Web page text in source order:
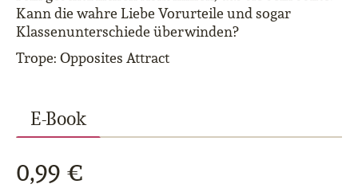
Kann die wahre Liebe Vorurteile und sogar
Klassenunterschiede überwinden?
Trope: Opposites Attract
E-Book
0,99 €